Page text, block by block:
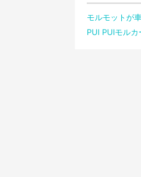
モルモットが
PUI PUIモルカ